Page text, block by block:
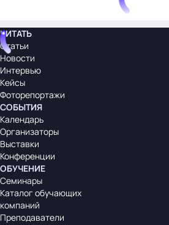
ЧИТАТЬ
Статьи
Новости
Интервью
Кейсы
Фоторепортажи
СОБЫТИЯ
Календарь
Организаторы
Выставки
Конференции
ОБУЧЕНИЕ
Семинары
Каталог обучающих
компаний
Преподаватели